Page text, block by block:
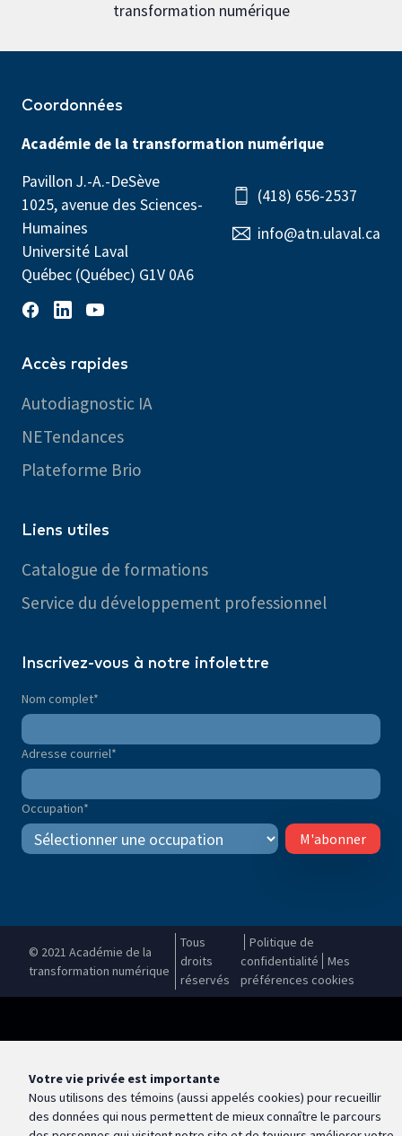
transformation numérique
Coordonnées
Académie de la transformation numérique
Pavillon J.-A.-DeSève
1025, avenue des Sciences-
Humaines
Université Laval
Québec (Québec) G1V 0A6
(418) 656-2537
info@atn.ulaval.ca
Accès rapides
Autodiagnostic IA
NETendances
Plateforme Brio
Inscrivez-vous à notre infolettre
Nom complet*
Adresse courriel*
Occupation*
M'abonner
Liens utiles
Catalogue de formations
Service du développement professionnel
© 2021 Académie de la
transformation numérique
Tous
droits
réservés
Politique de
confidentialité
Mes
préférences cookies
Votre vie privée est importante
Nous utilisons des témoins (aussi appelés cookies) pour recueillir
des données qui nous permettent de mieux connaître le parcours